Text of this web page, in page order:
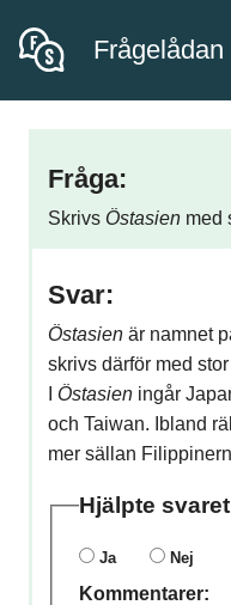
Frågelådan
Fråga:
Skrivs Östasien med
Svar:
Östasien är namnet
skrivs därför med
Östasien ingår
och Taiwan. Ibland
mer sällan
Hjälpte
Ja Nej
Kommentarer: